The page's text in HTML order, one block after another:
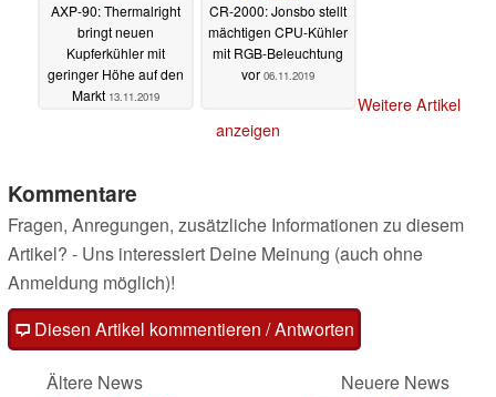
AXP-90: Thermalright
bringt neuen
Kupferkühler mit
geringer Höhe auf den
Markt 13.11.2019
CR-2000: Jonsbo stellt
mächtigen CPU-Kühler
mit RGB-Beleuchtung
vor 06.11.2019
Weitere Artikel
anzeigen
Kommentare
Fragen, Anregungen, zusätzliche Informationen zu diesem
Artikel? - Uns interessiert Deine Meinung (auch ohne
Anmeldung möglich)!
Diesen Artikel kommentieren / Antworten
Ältere News
Neuere News